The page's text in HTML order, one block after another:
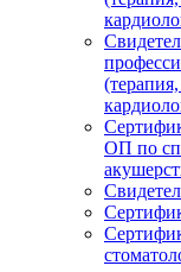
ОП по